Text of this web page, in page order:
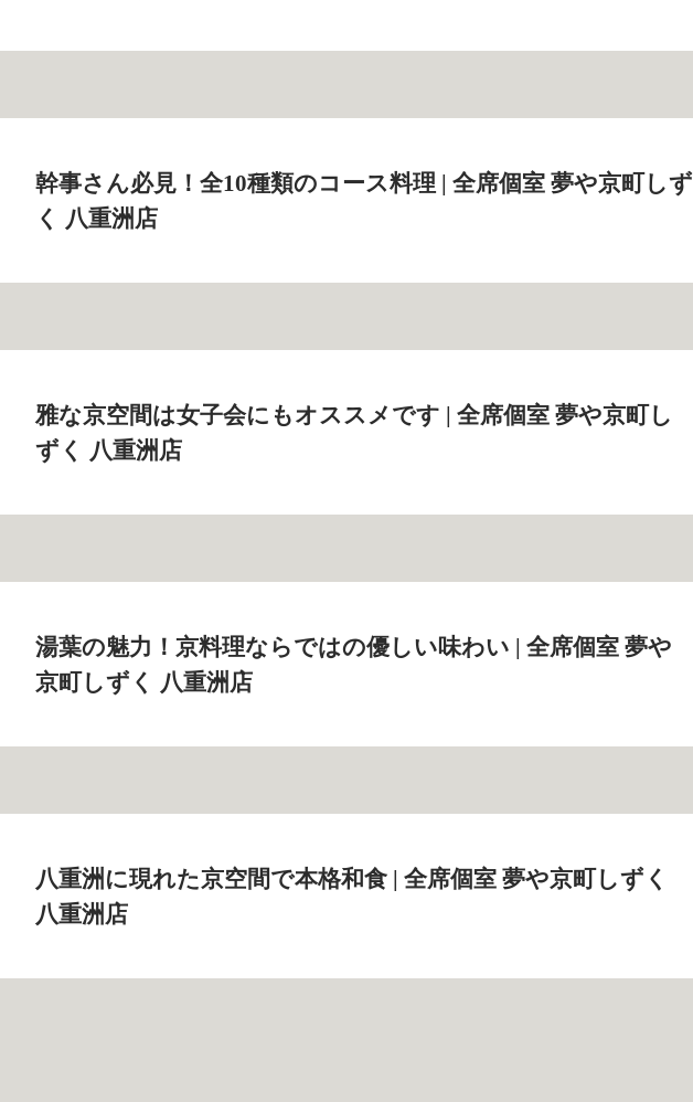
幹事さん必見！全10種類のコース料理 | 全席個室 夢や京町しず
く 八重洲店
雅な京空間は女子会にもオススメです | 全席個室 夢や京町し
ずく 八重洲店
湯葉の魅力！京料理ならではの優しい味わい | 全席個室 夢や
京町しずく 八重洲店
八重洲に現れた京空間で本格和食 | 全席個室 夢や京町しずく
八重洲店